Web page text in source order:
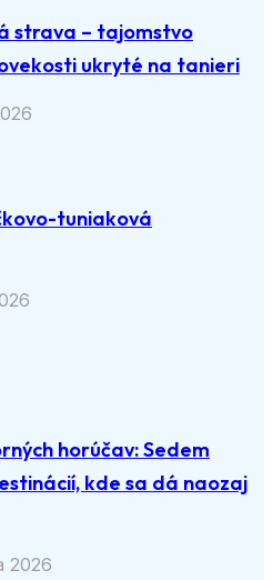
strava – tajomstvo
ukryté na tanieri
tuniaková
horúčav: Sedem
kde sa dá naozaj
2026